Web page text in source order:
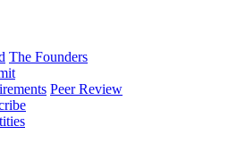
The Founders
Peer Review